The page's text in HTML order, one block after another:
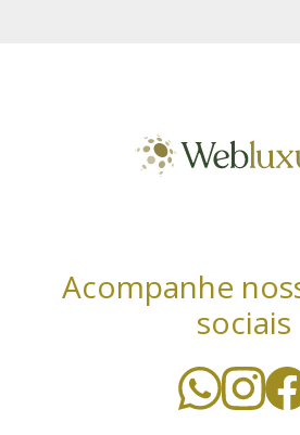
Utilizamos cookies essenciais e
semelhantes de acordo com a
Acompanhe
sociais